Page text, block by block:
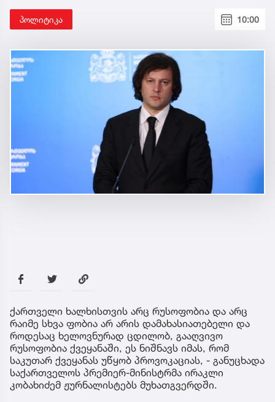
პოლიტიკა 10:00
ქართველი ხალხისთვის არც რუსოფობია და არც
რაიმე სხვა ფობია არ არის დამახასიათებელი და
როდესაც ხელოვნურად ცდილობ, გააღვივო
რუსოფობია ქვეყანაში, ეს ნიშნავს იმას, რომ
საკუთარ ქვეყანას უწყობ პროვოკაციას, - განუცხადა
საქართველოს პრემიერ-მინისტრმა ირაკლი
კობახიძემ ჟურნალისტებს მუხათგვერდში.